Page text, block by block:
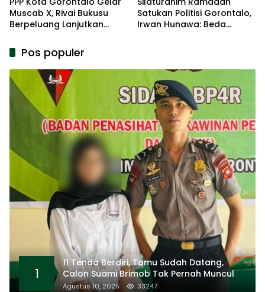
Muscab X, Rivai Bukusu
Berpeluang Lanjutkan
Satukan Politisi Gorontalo,
Irwan Hunawa: Beda
Pos populer
1
11 Tenda Berdiri, Tamu Sudah Datang,
Calon Suami Brimob Tak Pernah Muncul
Agustus 10, 2025 33247